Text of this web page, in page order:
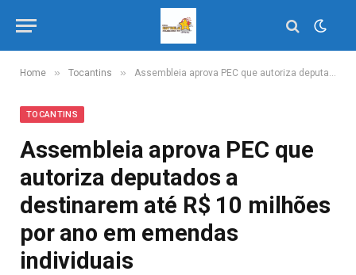
Home » Tocantins » Assembleia aprova PEC que autoriza deputados a destinarem até R$ 10 milhões por ano em emendas individuais
TOCANTINS
Assembleia aprova PEC que
autoriza deputados a
destinarem até R$ 10 milhões
por ano em emendas
individuais